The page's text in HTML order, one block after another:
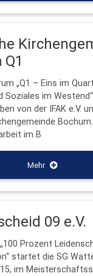
„Q1 – Eins im
Soziales im
von der IFAK e.V.
im B
Mehr
09 e.V.
Prozent
startet die SG
im